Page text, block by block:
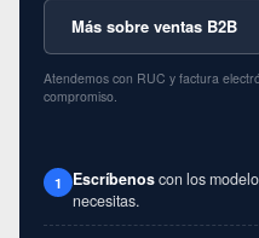
Más sobre ventas B2B
Atendemos con RUC y factura
compromiso.
1 Escríbenoscon los
necesitas.